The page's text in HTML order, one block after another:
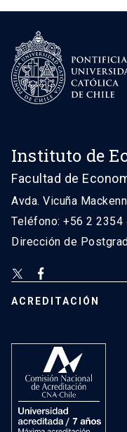
Instituto de
Facultad de
Avda. Vicuña
Teléfono: +56 2 2354
Dirección de
ACREDITACIÓN